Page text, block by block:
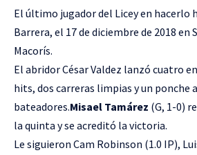
El último jugador del Licey en hacerlo
Barrera, el 17 de diciembre de 2018 en
Macorís.
El abridor César Valdez lanzó cuatro
hits, dos carreras limpias y un ponche
bateadores.Misael Tamárez (G, 1-0)
la quinta y se acreditó la victoria.
Le siguieron Cam Robinson (1.0 IP),